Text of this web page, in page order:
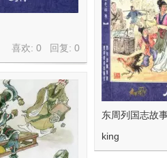
喜欢: 0 回复: 0
东周列国志故
king